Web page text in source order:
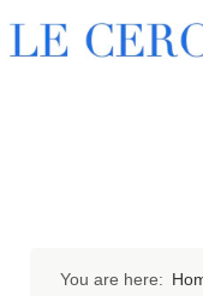
You are here: